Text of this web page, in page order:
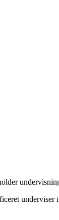
underviser